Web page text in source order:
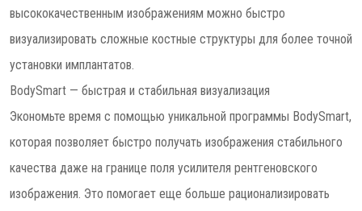
высококачественным изображениям можно быстро
визуализировать сложные костные структуры для более точной
установки имплантатов.
BodySmart — быстрая и стабильная визуализация
Экономьте время с помощью уникальной программы BodySmart,
которая позволяет быстро получать изображения стабильного
качества даже на границе поля усилителя рентгеновского
изображения. Это помогает еще больше рационализировать